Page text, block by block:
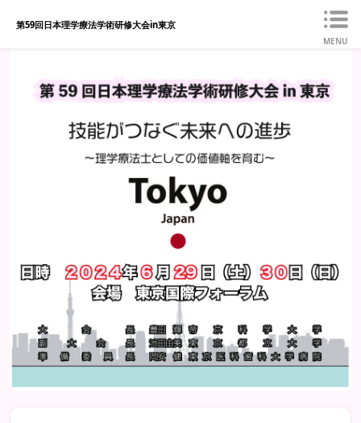
第59回日本理学療法学術研修大会in東京
MENU